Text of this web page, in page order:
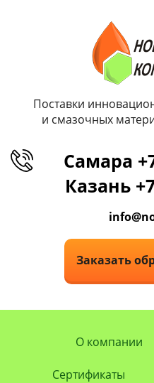
Поставки
и смазочных
Самара
Казань
Заказать
О компании
Сертификаты